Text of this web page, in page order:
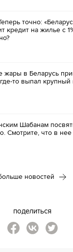
точно:
кредит на жилье с
жары в Беларусь
то выпал крупный
Шабанам
Смотрите, что в
новостей
поделиться